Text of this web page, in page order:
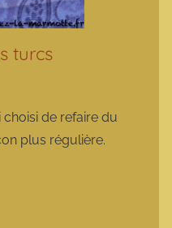
turcs
choisi de refaire du
plus régulière.